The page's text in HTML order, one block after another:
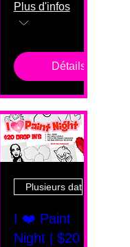
Plus d'infos
Détails
Plusieurs dates
I ❤️ Paint
Night | $20